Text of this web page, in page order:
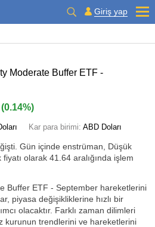
Giriş yap
Moderate Buffer ETF -
(0.14%)
Kar para birimi: ABD Doları
Gün içinde enstrüman, Düşük
olarak 41.64 aralığında işlem
Buffer ETF - September hareketlerini
piyasa değişikliklerine hızlı bir
olacaktır. Farklı zaman dilimleri
kurunun trendlerini ve hareketlerini